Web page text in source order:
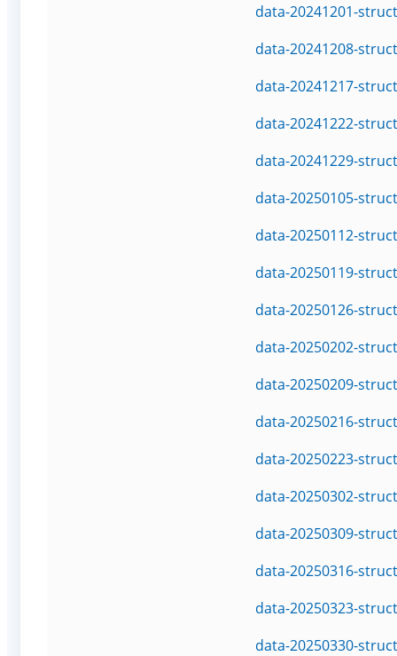
data-20241201-
data-20241208-
data-20241217-
data-20241222-
data-20241229-
data-20250105-
data-20250112-
data-20250119-
data-20250126-
data-20250202-
data-20250209-
data-20250216-
data-20250223-
data-20250302-
data-20250309-
data-20250316-
data-20250323-
data-20250330-